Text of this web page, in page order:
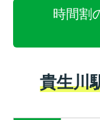
時間割
貴生川